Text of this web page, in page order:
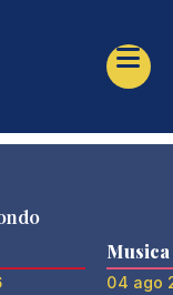
Musica
04 ago